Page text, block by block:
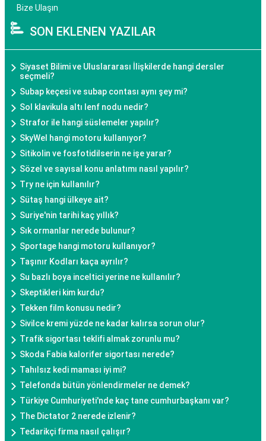
Bize Ulaşın
SON EKLENEN YAZILAR
Siyaset Bilimi ve Uluslararası İlişkilerde hangi dersler
seçmeli?
Subap keçesi ve subap contası aynı şey mi?
Sol klavikula altı lenf nodu nedir?
Strafor ile hangi süslemeler yapılır?
SkyWel hangi motoru kullanıyor?
Sitikolin ve fosfotidilserin ne işe yarar?
Sözel ve sayısal konu anlatımı nasıl yapılır?
Try ne için kullanılır?
Sütaş hangi ülkeye ait?
Suriye'nin tarihi kaç yıllık?
Sık ormanlar nerede bulunur?
Sportage hangi motoru kullanıyor?
Taşınır Kodları kaça ayrılır?
Su bazlı boya inceltici yerine ne kullanılır?
Skeptikleri kim kurdu?
Tekken film konusu nedir?
Sivilce kremi yüzde ne kadar kalırsa sorun olur?
Trafik sigortası teklifi almak zorunlu mu?
Skoda Fabia kalorifer sigortası nerede?
Tahılsız kedi maması iyi mi?
Telefonda bütün yönlendirmeler ne demek?
Türkiye Cumhuriyeti'nde kaç tane cumhurbaşkanı var?
The Dictator 2 nerede izlenir?
Tedarikçi firma nasıl çalışır?